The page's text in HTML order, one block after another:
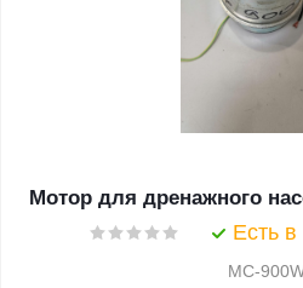
Мотор для дренажного
Есть
MC-